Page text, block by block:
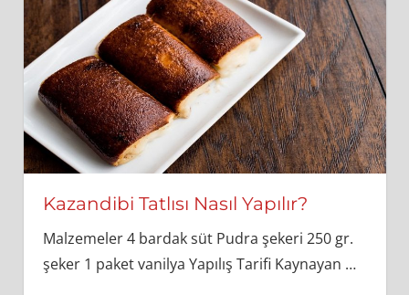
Kazandibi Tatlısı Nasıl Yapılır?
Malzemeler 4 bardak süt Pudra şekeri 250 gr.
şeker 1 paket vanilya Yapılış Tarifi Kaynayan …